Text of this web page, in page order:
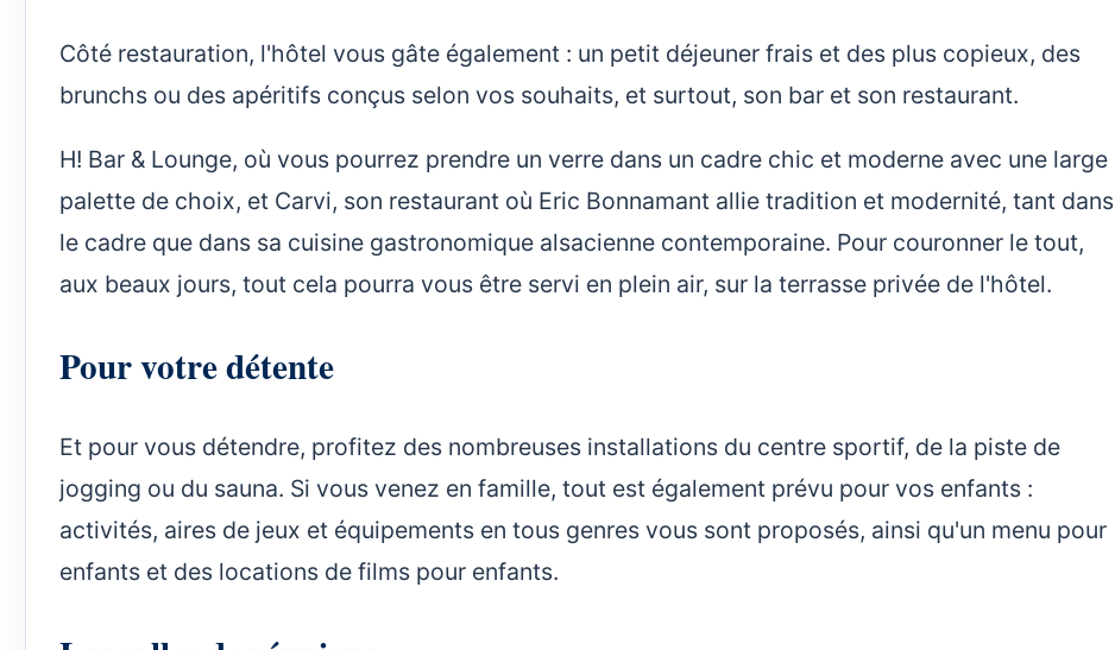
Côté restauration, l'hôtel vous gâte également : un petit déjeuner frais et des plus copieux, des
brunchs ou des apéritifs conçus selon vos souhaits, et surtout, son bar et son restaurant.
H! Bar & Lounge, où vous pourrez prendre un verre dans un cadre chic et moderne avec une large
palette de choix, et Carvi, son restaurant où Eric Bonnamant allie tradition et modernité, tant dans
le cadre que dans sa cuisine gastronomique alsacienne contemporaine. Pour couronner le tout,
aux beaux jours, tout cela pourra vous être servi en plein air, sur la terrasse privée de l'hôtel.
Pour votre détente
Et pour vous détendre, profitez des nombreuses installations du centre sportif, de la piste de
jogging ou du sauna. Si vous venez en famille, tout est également prévu pour vos enfants :
activités, aires de jeux et équipements en tous genres vous sont proposés, ainsi qu'un menu pour
enfants et des locations de films pour enfants.